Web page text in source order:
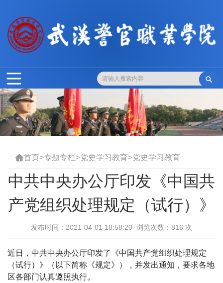

首页>专题专栏>党史学习教育>党史学习教育
中共中央办公厅印发《中国共
产党组织处理规定（试行）》
发布时间：2021-04-01 18:58:20 浏览次数： 816 次
近日，中共中央办公厅印发了《中国共产党组织处理规定
（试行）》（以下简称《规定》），并发出通知，要求各地
区各部门认真遵照执行。